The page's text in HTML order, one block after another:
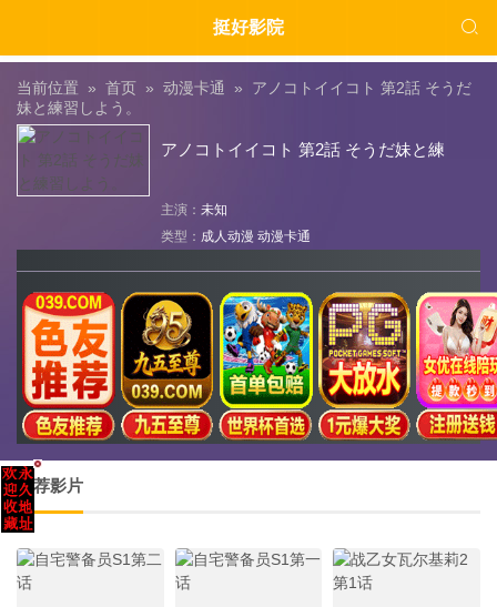
挺好影院 
当前位置 » 首页 » 动漫卡通 » アノコトイイコト 第2話 そうだ
妹と練習しよう。
アノコトイイコト 第2話 そうだ妹と練
習しよう。
主演： 未知
类型： 成人动漫 动漫卡通
推荐影片